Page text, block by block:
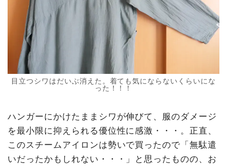
目立つシワはだいぶ消えた。着ても気にならないくらいにな
った！！！
ハンガーにかけたままシワが伸びて、服のダメージ
を最小限に抑えられる優位性に感激・・・。正直、
このスチームアイロンは勢いで買ったので「無駄遣
いだったかもしれない・・・」と思ったものの、お